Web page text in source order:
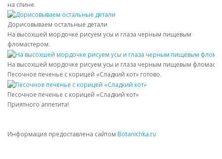
на спине.
Дорисовываем остальные детали
На высохшей мордочке рисуем усы и глаза черным пищевым
фломастером.
На высохшей мордочке рисуем усы и глаза черным пищевым
Песочное печенье с корицей «Сладкий кот» готово.
Песочное печенье с корицей «Сладкий кот»
Приятного аппетита!
Информация предоставлена сайтом Botanichka.ru